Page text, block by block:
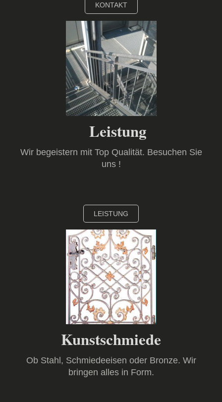
KONTAKT
Leistung
Wir begeistern mit Top Qualität. Besuchen Sie
uns !
LEISTUNG
Kunstschmiede
Ob Stahl, Schmiedeeisen oder Bronze. Wir
bringen alles in Form.